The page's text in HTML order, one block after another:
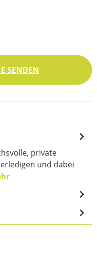
SENDEN
private
und dabei